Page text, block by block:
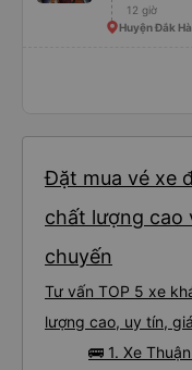
12 giờ
Huyện Đắk Hà
Đặt mua vé xe
chất lượng cao
chuyến
Tư vấn TOP 5 xe
lượng cao, uy tín,
🚌 1. Xe